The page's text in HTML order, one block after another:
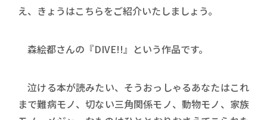
え、きょうはこちらをご紹介いたしましょう。
森絵都さんの『DIVE!!』という作品です。
泣ける本が読みたい、そうおっしゃるあなたはこれ
まで難病モノ、切ない三角関係モノ、動物モノ、家族